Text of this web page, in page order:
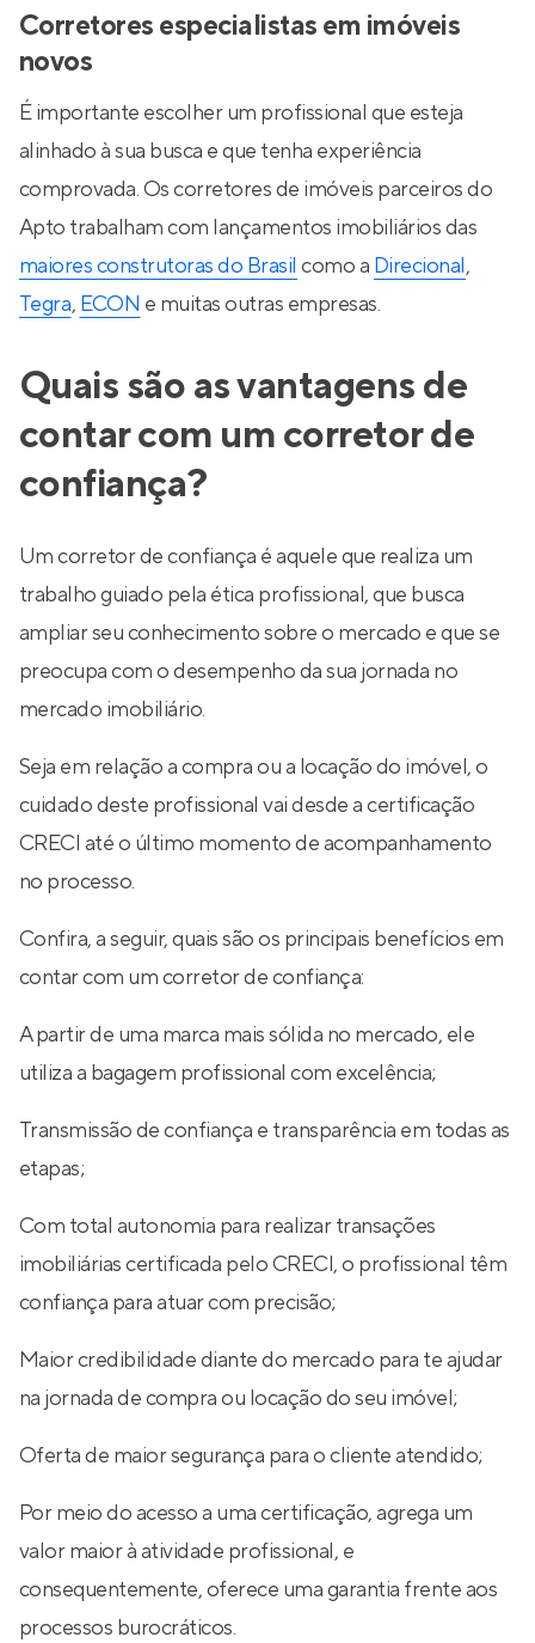
Corretores especialistas em imóveis
novos
É importante escolher um profissional que esteja
alinhado à sua busca e que tenha experiência
comprovada. Os corretores de imóveis parceiros do
Apto trabalham com lançamentos imobiliários das
maiores construtoras do Brasil como a Direcional,
Tegra, ECON e muitas outras empresas.
Quais são as vantagens de
contar com um corretor de
confiança?
Um corretor de confiança é aquele que realiza um
trabalho guiado pela ética profissional, que busca
ampliar seu conhecimento sobre o mercado e que se
preocupa com o desempenho da sua jornada no
mercado imobiliário.
Seja em relação a compra ou a locação do imóvel, o
cuidado deste profissional vai desde a certificação
CRECI até o último momento de acompanhamento
no processo.
Confira, a seguir, quais são os principais benefícios em
contar com um corretor de confiança:
A partir de uma marca mais sólida no mercado, ele
utiliza a bagagem profissional com excelência;
Transmissão de confiança e transparência em todas as
etapas;
Com total autonomia para realizar transações
imobiliárias certificada pelo CRECI, o profissional têm
confiança para atuar com precisão;
Maior credibilidade diante do mercado para te ajudar
na jornada de compra ou locação do seu imóvel;
Oferta de maior segurança para o cliente atendido;
Por meio do acesso a uma certificação, agrega um
valor maior à atividade profissional, e
consequentemente, oferece uma garantia frente aos
processos burocráticos.